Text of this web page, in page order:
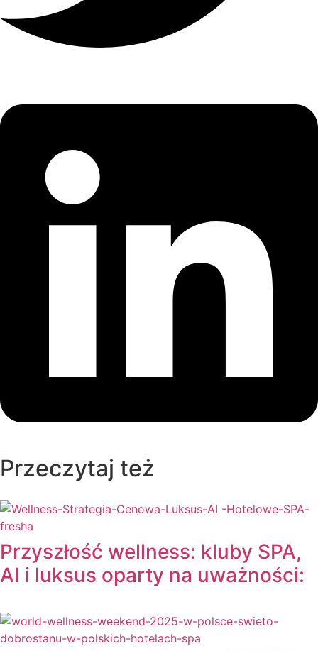
Przeczytaj też
Przyszłość wellness: kluby SPA,
AI i luksus oparty na uważności: